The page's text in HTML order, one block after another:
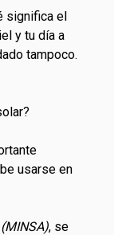
significa el
y tu día a
tampoco.
usarse en
, se